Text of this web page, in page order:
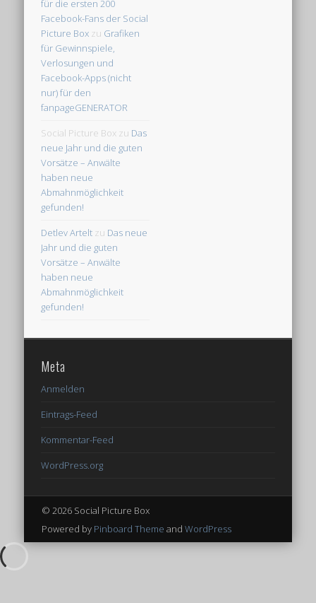
Vorsätze – Anwälte
haben neue
Abmahnmöglichkeit
gefunden!
Detlev ArteltzuDas neue
Jahr und die guten
Vorsätze – Anwälte
Abmahnmöglichkeit
gefunden!
Meta
Anmelden
Eintrags-Feed
Kommentar-Feed
WordPress.org
Powered by